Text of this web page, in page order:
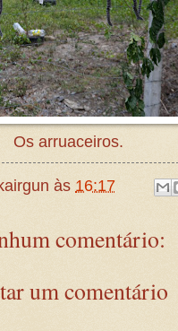
Os arruaceiros.
às 16:17
comentário:
um comentário